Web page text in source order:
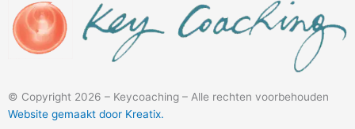
© Copyright 2026 – Keycoaching – Alle rechten voorbehouden
Website gemaakt door Kreatix.